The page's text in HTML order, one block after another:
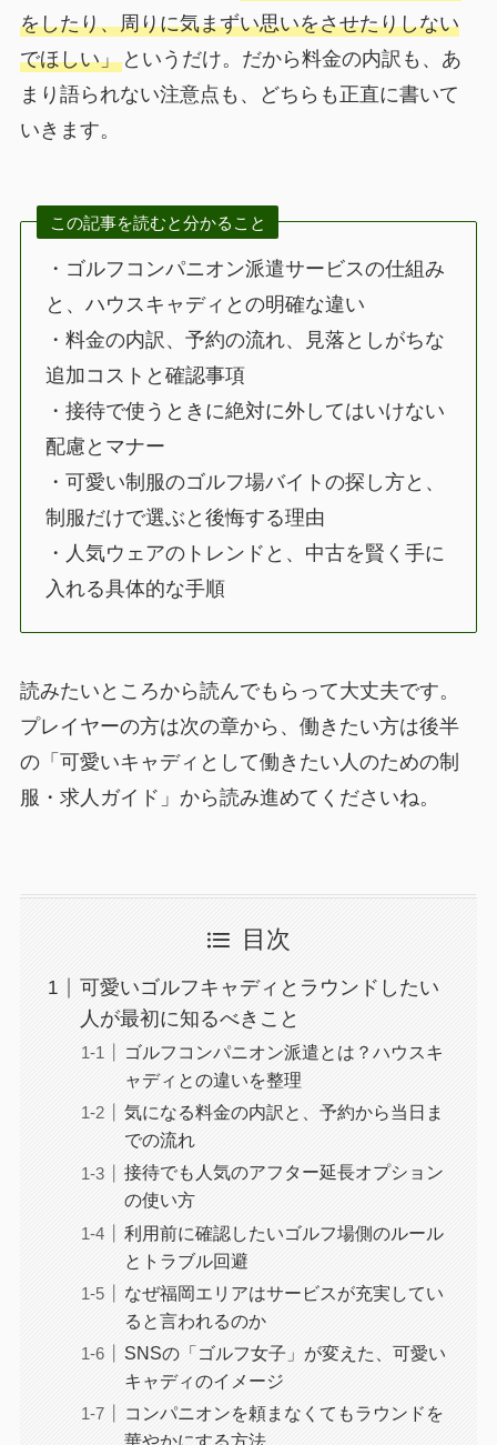
をしたり、周りに気まずい思いをさせたりしない
でほしい」というだけ。だから料金の内訳も、あ
まり語られない注意点も、どちらも正直に書いて
いきます。
この記事を読むと分かること
・ゴルフコンパニオン派遣サービスの仕組み
と、ハウスキャディとの明確な違い
・料金の内訳、予約の流れ、見落としがちな
追加コストと確認事項
・接待で使うときに絶対に外してはいけない
配慮とマナー
・可愛い制服のゴルフ場バイトの探し方と、
制服だけで選ぶと後悔する理由
・人気ウェアのトレンドと、中古を賢く手に
入れる具体的な手順
読みたいところから読んでもらって大丈夫です。
プレイヤーの方は次の章から、働きたい方は後半
の「可愛いキャディとして働きたい人のための制
服・求人ガイド」から読み進めてくださいね。
目次
可愛いゴルフキャディとラウンドしたい
人が最初に知るべきこと
ゴルフコンパニオン派遣とは？ハウスキ
ャディとの違いを整理
気になる料金の内訳と、予約から当日ま
での流れ
接待でも人気のアフター延長オプション
の使い方
利用前に確認したいゴルフ場側のルール
とトラブル回避
なぜ福岡エリアはサービスが充実してい
ると言われるのか
SNSの「ゴルフ女子」が変えた、可愛い
キャディのイメージ
コンパニオンを頼まなくてもラウンドを
華やかにする方法